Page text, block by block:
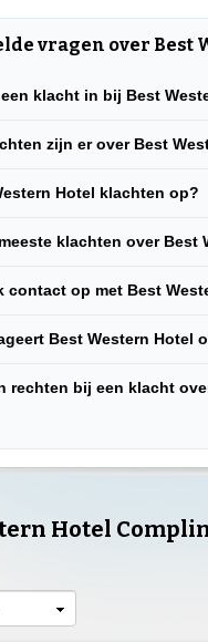
vragen over Best
klacht in bij Best
zijn er over Best
Hotel klachten op?
klachten over Best
contact op met Best
Best Western Hotel
rechten bij een klacht
Hotel